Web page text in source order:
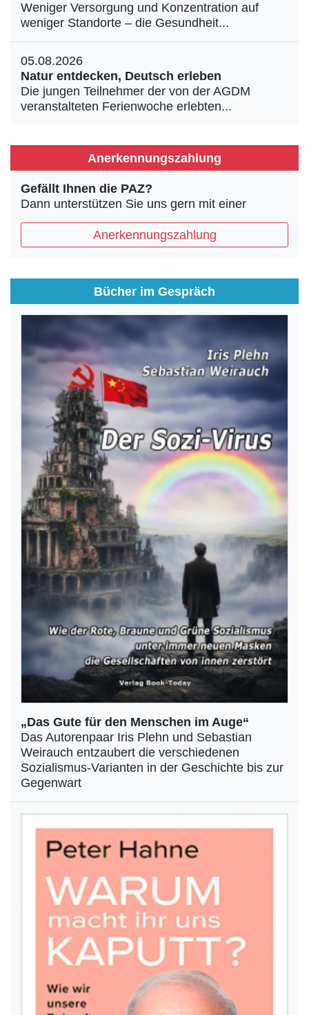
Weniger Versorgung und Konzentration auf
weniger Standorte – die Gesundheit...
05.08.2026
Natur entdecken, Deutsch erleben
Die jungen Teilnehmer der von der AGDM
veranstalteten Ferienwoche erlebten...
Anerkennungszahlung
Gefällt Ihnen die PAZ?
Dann unterstützen Sie uns gern mit einer
Anerkennungszahlung
Bücher im Gespräch
„Das Gute für den Menschen im Auge“
Das Autorenpaar Iris Plehn und Sebastian
Weirauch entzaubert die verschiedenen
Sozialismus-Varianten in der Geschichte bis zur
Gegenwart